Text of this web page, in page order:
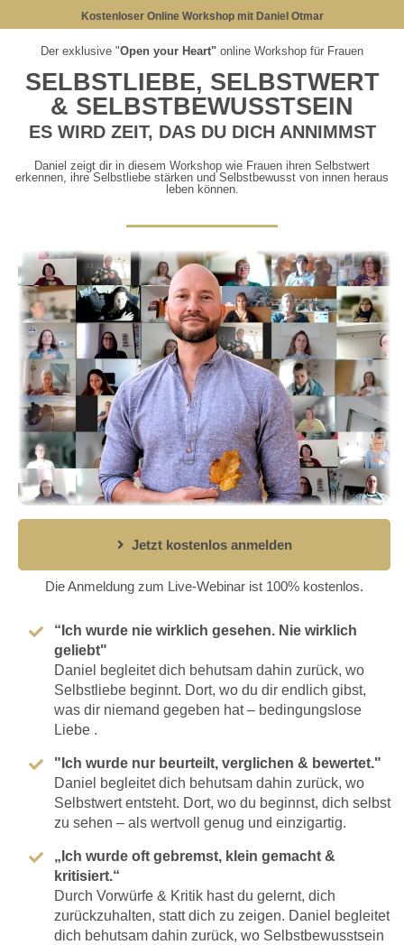
Kostenloser Online Workshop mit Daniel Otmar
Der exklusive "Open your Heart" online Workshop für Frauen
SELBSTLIEBE, SELBSTWERT
& SELBSTBEWUSSTSEIN
ES WIRD ZEIT, DAS DU DICH ANNIMMST
Daniel zeigt dir in diesem Workshop wie Frauen ihren Selbstwert
erkennen, ihre Selbstliebe stärken und Selbstbewusst von innen heraus
leben können.
Jetzt kostenlos anmelden
Die Anmeldung zum Live-Webinar ist 100% kostenlos.
“Ich wurde nie wirklich gesehen. Nie wirklich
geliebt"
Daniel begleitet dich behutsam dahin zurück, wo
Selbstliebe beginnt. Dort, wo du dir endlich gibst,
was dir niemand gegeben hat – bedingungslose
Liebe .
"Ich wurde nur beurteilt, verglichen & bewertet."
Daniel begleitet dich behutsam dahin zurück, wo
Selbstwert entsteht. Dort, wo du beginnst, dich selbst
zu sehen – als wertvoll genug und einzigartig.
„Ich wurde oft gebremst, klein gemacht &
kritisiert.“
Durch Vorwürfe & Kritik hast du gelernt, dich
zurückzuhalten, statt dich zu zeigen. Daniel begleitet
dich behutsam dahin zurück, wo Selbstbewusstsein